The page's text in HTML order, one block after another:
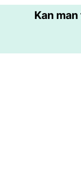
Helsebransjen
Kan